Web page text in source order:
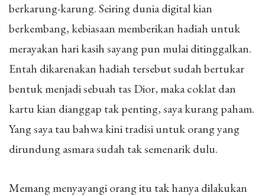
berkarung-karung. Seiring dunia digital kian
berkembang, kebiasaan memberikan hadiah untuk
merayakan hari kasih sayang pun mulai ditinggalkan.
Entah dikarenakan hadiah tersebut sudah bertukar
bentuk menjadi sebuah tas Dior, maka coklat dan
kartu kian dianggap tak penting, saya kurang paham.
Yang saya tau bahwa kini tradisi untuk orang yang
dirundung asmara sudah tak semenarik dulu.
Memang menyayangi orang itu tak hanya dilakukan